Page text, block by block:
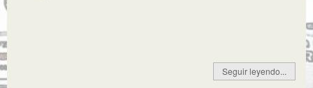
Seguir leyendo...